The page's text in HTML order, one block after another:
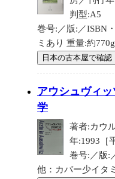
判型:A5
巻号:／版:／ISBN
ミあり 重量:約
日本の古本屋で確認
アウシュヴィ
学
著者:カウ
年:1993［
巻号:／版:
他：カバー少イタ